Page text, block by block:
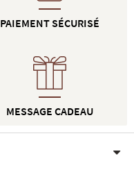
PAIEMENT SÉCURISÉ
MESSAGE CADEAU